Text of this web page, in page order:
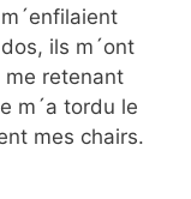
ils m´ont
me retenant
m´a tordu le
mes chairs.